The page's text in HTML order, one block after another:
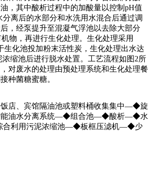
，其中酸析过程中的加酸量以控制pH值
分离后的水部分和水洗用水混合后通过调
，经泵提升至混凝气浮池以去除大部分
物，再进行生化处理。生化处理采用
生化池投加粉末活性炭，生化处理出水达
缩池后进行脱水处置。工艺流程如图2所
对废水的处理由预处理系统和生化处理餐
种菌糖蜜糖。
、宾馆隔油池或塑料桶收集集中—◆旋
油水分离系统—◆组合池—◆酸析—◆水
利用污泥浓缩池—◆板框压滤机—◆少